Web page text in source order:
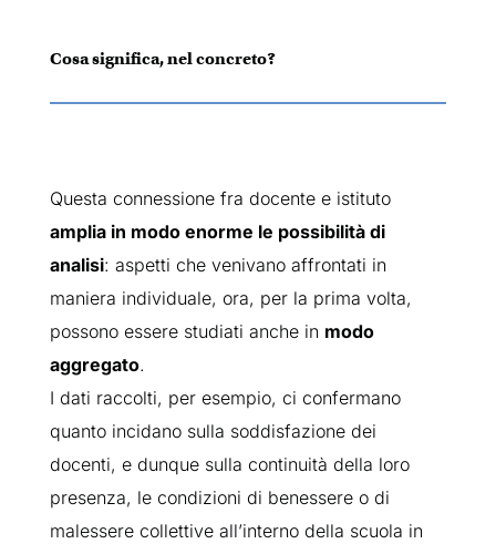
Cosa significa, nel concreto?
Questa connessione fra docente e istituto
amplia in modo enorme le possibilità di
analisi: aspetti che venivano affrontati in
maniera individuale, ora, per la prima volta,
possono essere studiati anche in modo
aggregato.
I dati raccolti, per esempio, ci confermano
quanto incidano sulla soddisfazione dei
docenti, e dunque sulla continuità della loro
presenza, le condizioni di benessere o di
malessere collettive all’interno della scuola in